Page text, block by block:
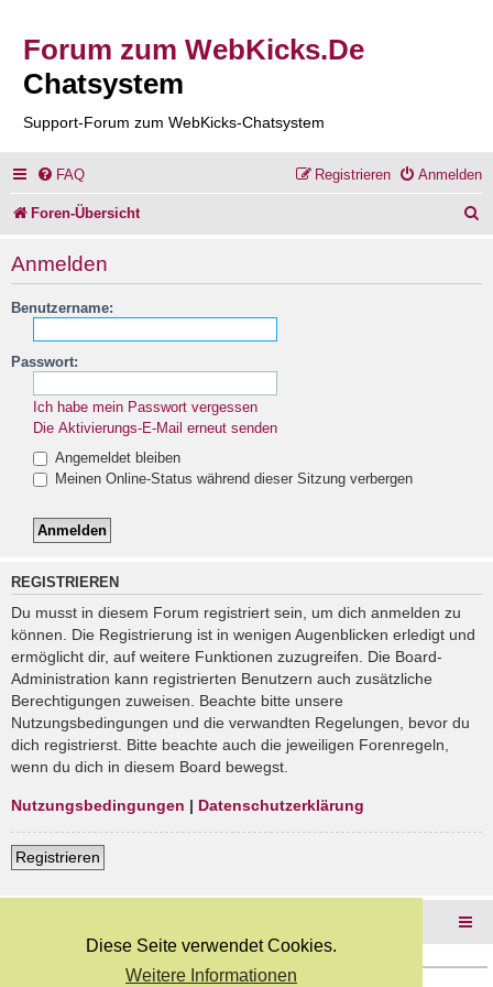
Diese Seite verwendet Cookies.
Weitere Informationen
Forum zum WebKicks.De
Chatsystem
Support-Forum zum WebKicks-Chatsystem
FAQ Anmelden
Registrieren
Foren-Übersicht
Anmelden
Benutzername:
Passwort:
Ich habe mein Passwort vergessen
Die Aktivierungs-E-Mail erneut senden
Angemeldet bleiben
Meinen Online-Status während dieser Sitzung verbergen
REGISTRIEREN
Du musst in diesem Forum registriert sein, um dich anmelden zu
können. Die Registrierung ist in wenigen Augenblicken erledigt und
ermöglicht dir, auf weitere Funktionen zuzugreifen. Die Board-
Administration kann registrierten Benutzern auch zusätzliche
Berechtigungen zuweisen. Beachte bitte unsere
Nutzungsbedingungen und die verwandten Regelungen, bevor du
dich registrierst. Bitte beachte auch die jeweiligen Forenregeln,
wenn du dich in diesem Board bewegst.
Nutzungsbedingungen | Datenschutzerklärung
Registrieren